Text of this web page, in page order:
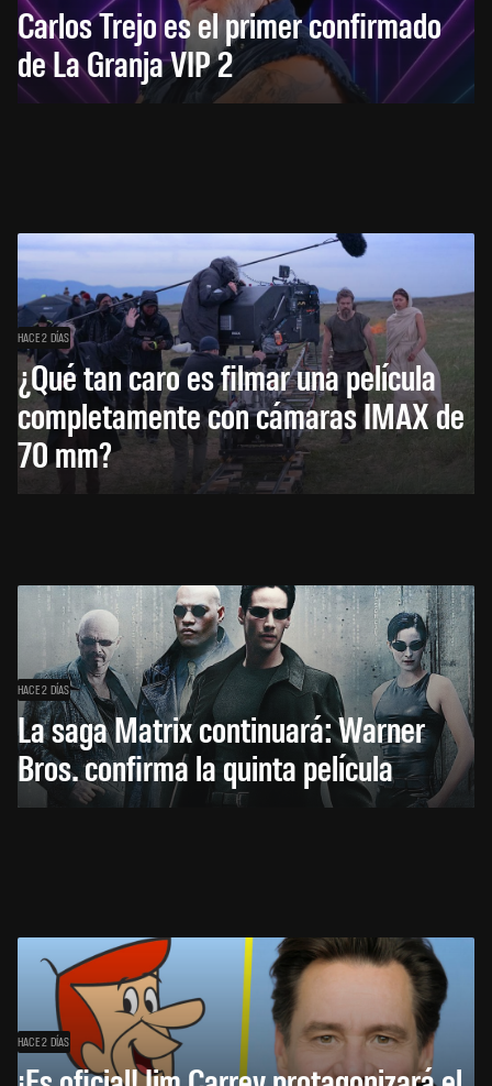
Carlos Trejo es el primer confirmado
de La Granja VIP 2
HACE 2 DÍAS
¿Qué tan caro es filmar una película
completamente con cámaras IMAX de
70 mm?
HACE 2 DÍAS
La saga Matrix continuará: Warner
Bros. confirma la quinta película
HACE 2 DÍAS